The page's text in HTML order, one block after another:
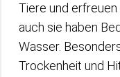
Tiere und
auch sie haben
Wasser.
Trockenheit und